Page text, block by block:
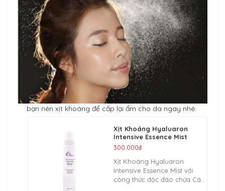
bạn nên xịt khoáng để cấp lại ẩm cho da ngay nhé.
Xịt Khoáng Hyaluaron
Intensive Essence Mist
300.000₫
Xịt Khoáng Hyaluaron
Intensive Essence Mist với
công thức độc đáo chứa Các